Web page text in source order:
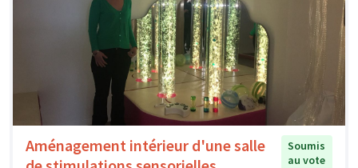
Aménagement intérieur d'une salle
Soumis
au vote